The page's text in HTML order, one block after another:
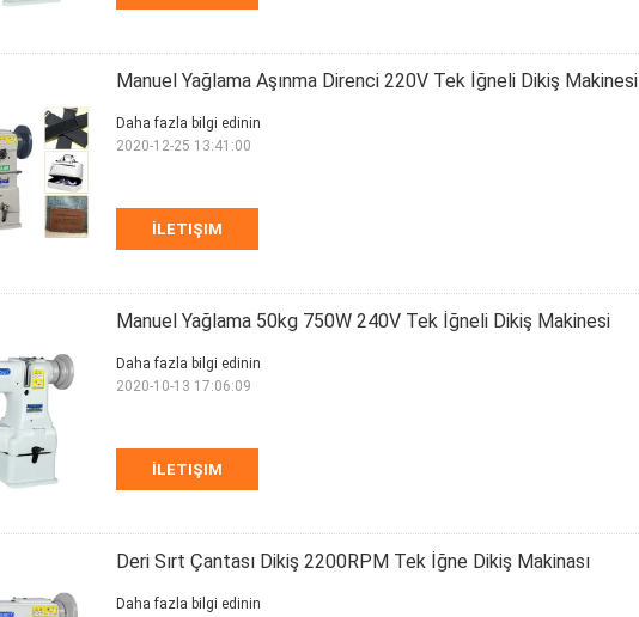
Manuel Yağlama Aşınma Direnci 220V Tek İğneli Dikiş Makinesi
İLETIŞIM
Daha fazla bilgi edinin
2020-12-25 13:41:00
Manuel Yağlama 50kg 750W 240V Tek İğneli Dikiş Makinesi
İLETIŞIM
Daha fazla bilgi edinin
2020-10-13 17:06:09
Deri Sırt Çantası Dikiş 2200RPM Tek İğne Dikiş Makinası
Daha fazla bilgi edinin